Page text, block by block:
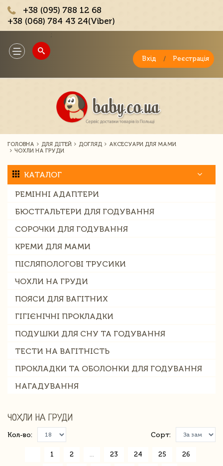
+38 (095) 788 12 68
+38 (068) 784 43 24(Viber)
Toggle
navigation
Вхід / Реєстрація
ГОЛОВНА ДЛЯ ДІТЕЙ ДОГЛЯД
АКСЕСУАРИ ДЛЯ МАМИ
ЧОХЛИ НА ГРУДИ
КАТАЛОГ
РЕМІННІ АДАПТЕРИ
БЮСТГАЛЬТЕРИ ДЛЯ ГОДУВАННЯ
СОРОЧКИ ДЛЯ ГОДУВАННЯ
КРЕМИ ДЛЯ МАМИ
ПІСЛЯПОЛОГОВІ ТРУСИКИ
ЧОХЛИ НА ГРУДИ
ПОЯСИ ДЛЯ ВАГІТНИХ
ГІГІЄНІЧНІ ПРОКЛАДКИ
ПОДУШКИ ДЛЯ СНУ ТА ГОДУВАННЯ
ТЕСТИ НА ВАГІТНІСТЬ
ПРОКЛАДКИ ТА ОБОЛОНКИ ДЛЯ ГОДУВАННЯ
НАГАДУВАННЯ
ЧОХЛИ НА ГРУДИ
Кол-во: Сорт:
1 2 23 24 25 26